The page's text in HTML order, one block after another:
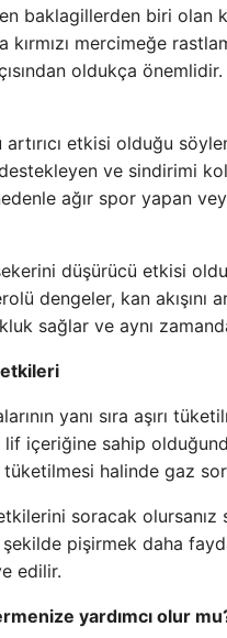
baklagillerden biri olan
kırmızı mercimeğe
oldukça
etkisi olduğu
ve sindirimi
ağır spor yapan
düşürücü etkisi
dengeler, kan
sağlar ve aynı
etkileri
yanı sıra aşırı
lif içeriğine sahip
halinde gaz
soracak
pişirmek daha
edilir.
yardımcı olur